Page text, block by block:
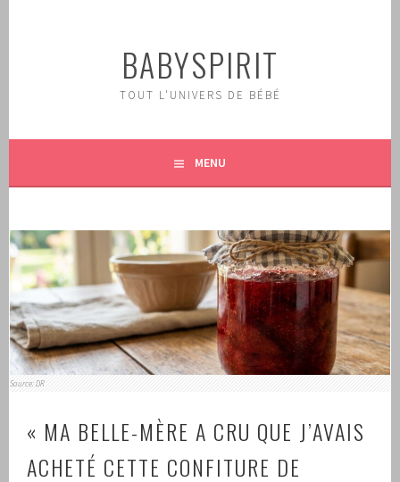
BABYSPIRIT
TOUT L'UNIVERS DE BÉBÉ
MENU
Source: DR
« MA BELLE-MÈRE A CRU QUE J’AVAIS
ACHETÉ CETTE CONFITURE DE